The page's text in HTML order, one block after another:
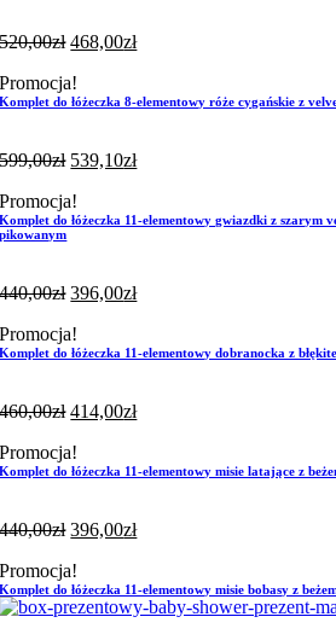
520,00zł 468,00zł
Promocja!
Komplet do łóżeczka 8-elementowy róże cygańskie z
599,00zł 539,10zł
Promocja!
Komplet do łóżeczka 11-elementowy gwiazdki z szarym
pikowanym
440,00zł 396,00zł
Promocja!
Komplet do łóżeczka 11-elementowy dobranocka z
460,00zł 414,00zł
Promocja!
Komplet do łóżeczka 11-elementowy misie latające z
440,00zł 396,00zł
Promocja!
Komplet do łóżeczka 11-elementowy misie bobasy z